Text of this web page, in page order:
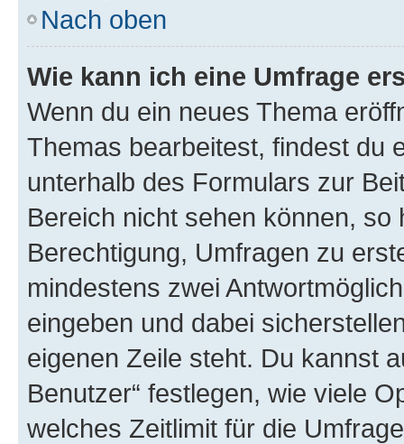
Nach oben
Wie kann ich eine Umfrage
Wenn du ein neues Thema
Themas bearbeitest, findest du
unterhalb des Formulars zur
Bereich nicht sehen können,
Berechtigung, Umfragen zu
mindestens zwei
eingeben und dabei
eigenen Zeile steht. Du kannst
Benutzer“ festlegen, wie viele
welches Zeitlimit für die